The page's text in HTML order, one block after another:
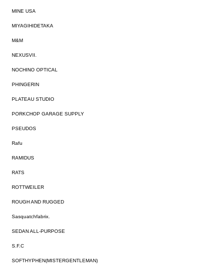
MINE USA
MIYAGIHIDETAKA
M&M
NEXUSVII.
NOCHINO OPTICAL
PHINGERIN
PLATEAU STUDIO
PORKCHOP GARAGE SUPPLY
PSEUDOS
Rafu
RAMIDUS
RATS
ROTTWEILER
ROUGH AND RUGGED
Sasquatchfabrix.
SEDAN ALL-PURPOSE
S.F.C
SOFTHYPHEN(MISTERGENTLEMAN)